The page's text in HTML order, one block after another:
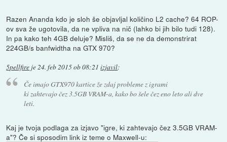
Razen Ananda kdo je sloh še objavljal količino L2 cache? 64 ROP-
ov sva že ugotovila, da ne vpliva na nič (lahko bi jih bilo tudi 128).
In pa kako teh 4GB deluje? Misliš, da se ne da demonstrirat
224GB/s banfwidtha na GTX 970?
5pellfire je24. feb 2015 ob 08:21 izjavil:
Če imajo GTX970 kartice že zdaj probleme z igrami
ki zahtevajo čez 3.5GB VRAM-a, kako bo šele čez eno leto ali dve
leti.
Kaj je tvoja podlaga za izjavo "igre, ki zahtevajo čez 3.5GB VRAM-
a"? Če si sposodim link iz teme o Maxwell-u: